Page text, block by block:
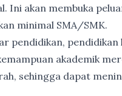
Ini akan membuka
minimal SMA/SMK.
pendidikan, pendidikan
akademik
sehingga dapat